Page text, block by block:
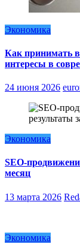
Экономика
Как принимать
интересы в
24 июня 2026
Экономика
SEO-
месяц
13 марта 2026
Экономика